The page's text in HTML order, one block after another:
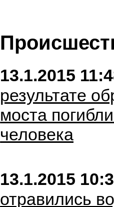
13.1.2015
результате
моста
человека
13.1.2015
отравились